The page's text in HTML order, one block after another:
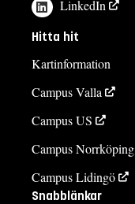
LinkedIn
Hitta hit
Kartinformation
Campus Valla
Campus US
Campus Norrköping
Campus Lidingö
Snabblänkar